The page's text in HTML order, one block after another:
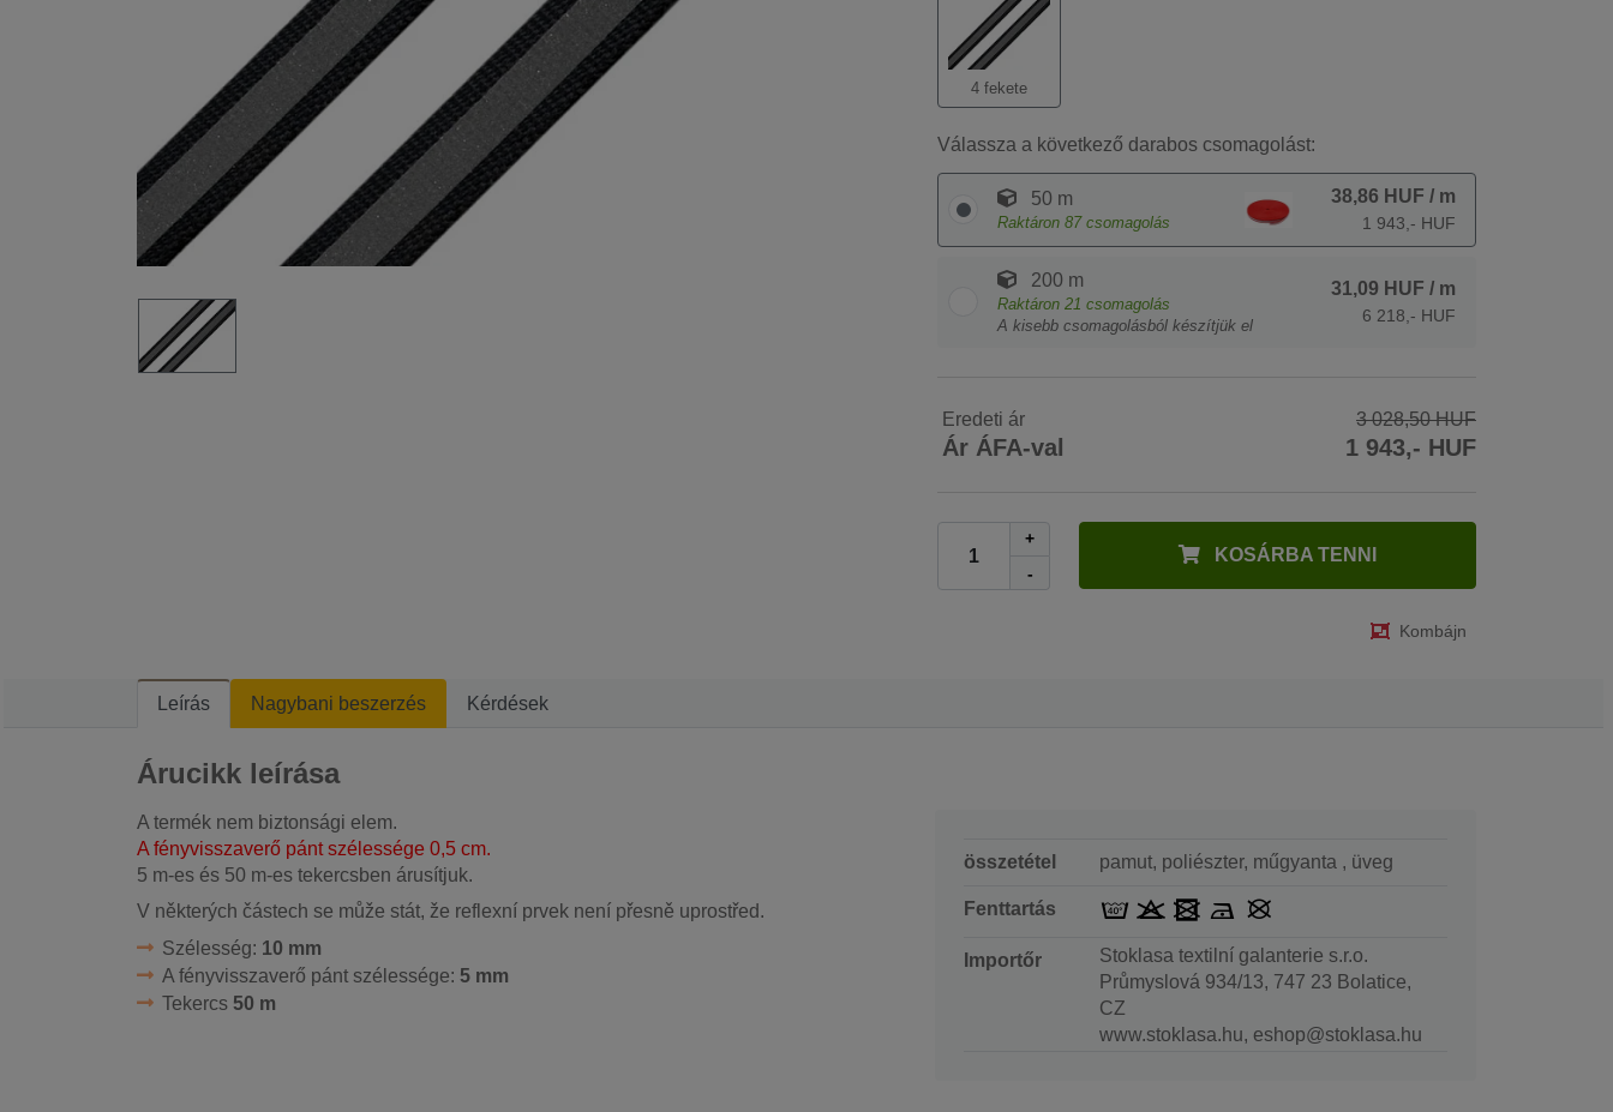
4 fekete
Válassza a következő darabos csomagolást:
50 m
Raktáron 87 csomagolás
38,86 HUF / m
1 943,- HUF
200 m
Raktáron 21 csomagolás
A kisebb csomagolásból készítjük el
31,09 HUF / m
6 218,- HUF
Eredeti ár 3 028,50 HUF
Ár ÁFA-val 1 943,- HUF
+
-
KOSÁRBA TENNI
Kombájn
Leírás Nagybani beszerzés Kérdések
Árucikk leírása
A termék nem biztonsági elem.
A fényvisszaverő pánt szélessége 0,5 cm.
5 m-es és 50 m-es tekercsben árusítjuk.
V některých částech se může stát, že reflexní prvek není přesně uprostřed.
Szélesség: 10 mm
A fényvisszaverő pánt szélessége: 5 mm
Tekercs 50 m
összetétel pamut, poliészter, műgyanta , üveg
Fenttartás
Importőr
Stoklasa textilní galanterie s.r.o.
Průmyslová 934/13, 747 23 Bolatice,
CZ
www.stoklasa.hu, eshop@stoklasa.hu